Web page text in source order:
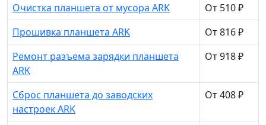
Очистка планшета от мусора ARK
От 510 ₽
Прошивка планшета ARK
От 816 ₽
Ремонт разъема зарядки планшета
ARK
От 918 ₽
Сброс планшета до заводских
настроек ARK
От 408 ₽